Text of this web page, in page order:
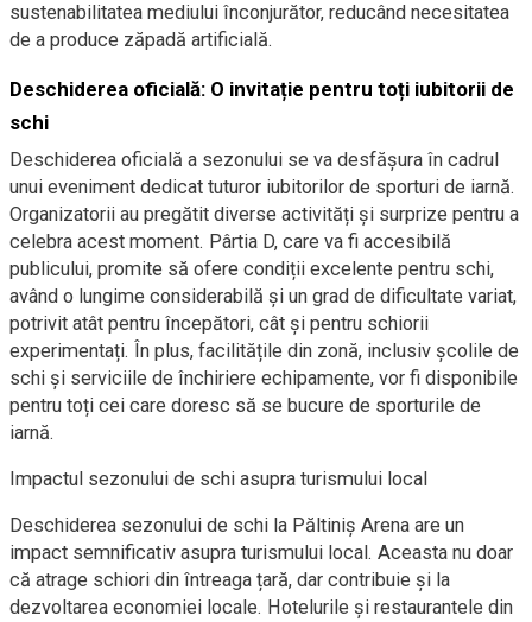
sustenabilitatea mediului înconjurător, reducând necesitatea
de a produce zăpadă artificială.
Deschiderea oficială: O invitație pentru toți iubitorii de
schi
Deschiderea oficială a sezonului se va desfășura în cadrul
unui eveniment dedicat tuturor iubitorilor de sporturi de iarnă.
Organizatorii au pregătit diverse activități și surprize pentru a
celebra acest moment. Pârtia D, care va fi accesibilă
publicului, promite să ofere condiții excelente pentru schi,
având o lungime considerabilă și un grad de dificultate variat,
potrivit atât pentru începători, cât și pentru schiorii
experimentați. În plus, facilitățile din zonă, inclusiv școlile de
schi și serviciile de închiriere echipamente, vor fi disponibile
pentru toți cei care doresc să se bucure de sporturile de
iarnă.
Impactul sezonului de schi asupra turismului local
Deschiderea sezonului de schi la Păltiniș Arena are un
impact semnificativ asupra turismului local. Aceasta nu doar
că atrage schiori din întreaga țară, dar contribuie și la
dezvoltarea economiei locale. Hotelurile și restaurantele din